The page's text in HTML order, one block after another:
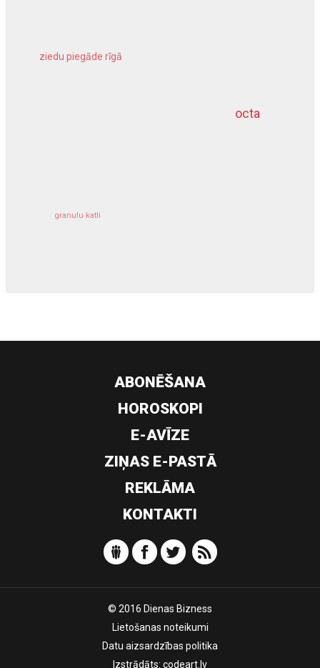
octa
ziedu piegāde rīgā
granulu katli
dziļurbums
ABONĒŠANA
HOROSKOPI
E-AVĪZE
ZIŅAS E-PASTĀ
REKLĀMA
KONTAKTI
© 2016 Dienas Bizness
Lietošanas noteikumi
Datu aizsardzības politika
Izstrādāts: codeart.lv